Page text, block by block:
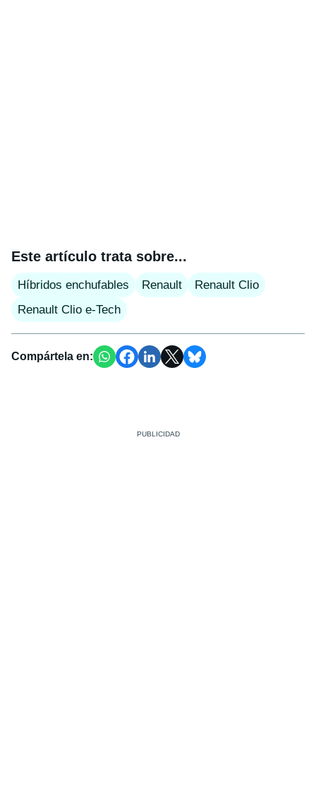
Este artículo trata sobre...
Híbridos enchufables Renault
Renault Clio
Renault Clio e-Tech
Compártela en: